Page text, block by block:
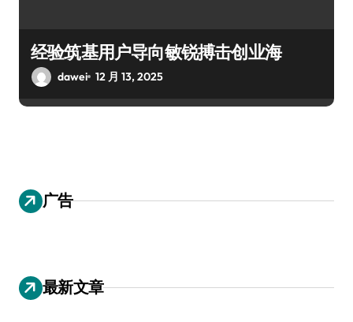
经验筑基用户导向敏锐搏击创业海
dawei 12 月 13, 2025
广告
最新文章